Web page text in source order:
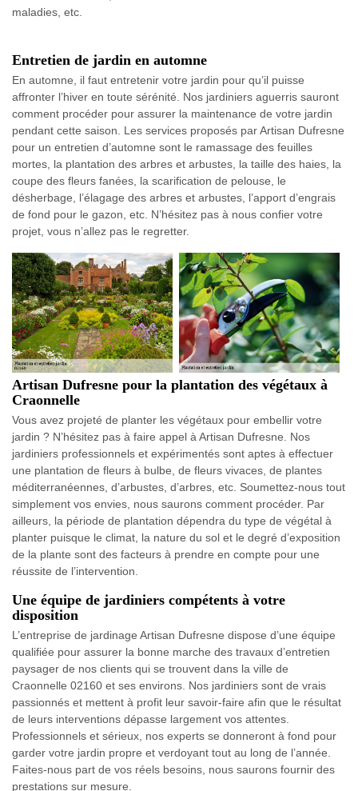
maladies, etc.
Entretien de jardin en automne
En automne, il faut entretenir votre jardin pour qu’il puisse
affronter l’hiver en toute sérénité. Nos jardiniers aguerris sauront
comment procéder pour assurer la maintenance de votre jardin
pendant cette saison. Les services proposés par Artisan Dufresne
pour un entretien d’automne sont le ramassage des feuilles
mortes, la plantation des arbres et arbustes, la taille des haies, la
coupe des fleurs fanées, la scarification de pelouse, le
désherbage, l’élagage des arbres et arbustes, l’apport d’engrais
de fond pour le gazon, etc. N’hésitez pas à nous confier votre
projet, vous n’allez pas le regretter.
Artisan Dufresne pour la plantation des végétaux à
Craonnelle
Vous avez projeté de planter les végétaux pour embellir votre
jardin ? N’hésitez pas à faire appel à Artisan Dufresne. Nos
jardiniers professionnels et expérimentés sont aptes à effectuer
une plantation de fleurs à bulbe, de fleurs vivaces, de plantes
méditerranéennes, d’arbustes, d’arbres, etc. Soumettez-nous tout
simplement vos envies, nous saurons comment procéder. Par
ailleurs, la période de plantation dépendra du type de végétal à
planter puisque le climat, la nature du sol et le degré d’exposition
de la plante sont des facteurs à prendre en compte pour une
réussite de l’intervention.
Une équipe de jardiniers compétents à votre
disposition
L’entreprise de jardinage Artisan Dufresne dispose d’une équipe
qualifiée pour assurer la bonne marche des travaux d’entretien
paysager de nos clients qui se trouvent dans la ville de
Craonnelle 02160 et ses environs. Nos jardiniers sont de vrais
passionnés et mettent à profit leur savoir-faire afin que le résultat
de leurs interventions dépasse largement vos attentes.
Professionnels et sérieux, nos experts se donneront à fond pour
garder votre jardin propre et verdoyant tout au long de l’année.
Faites-nous part de vos réels besoins, nous saurons fournir des
prestations sur mesure.